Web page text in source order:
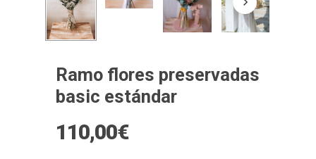
Ramo flores preservadas
basic estándar
110,00€